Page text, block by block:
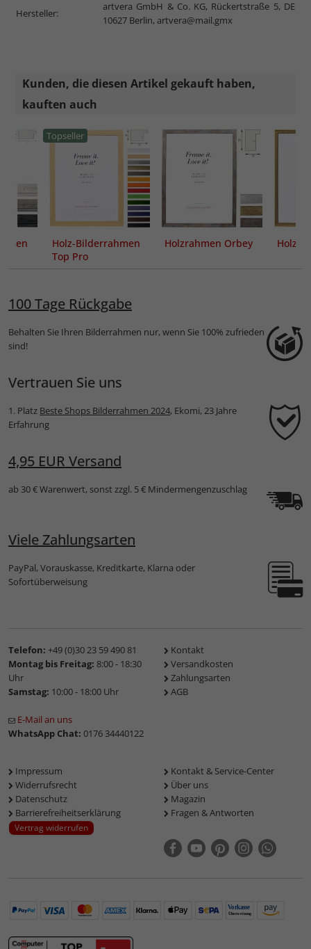
Hersteller:
artvera GmbH & Co. KG, Rückertstraße 5, DE
10627 Berlin,artvera@mail.gmx
Kunden, die diesen Artikel gekauft haben,
kauften auch
Topseller
Holz-Bilderrahmen
Top Pro
Holzrahmen Orbey
100 Tage Rückgabe
Behalten Sie Ihren Bilderrahmen nur, wenn Sie 100% zufrieden
sind!
Vertrauen Sie uns
1. Platz Beste Shops Bilderrahmen 2024, Ekomi, 23 Jahre
Erfahrung
4,95 EUR Versand
ab 30 € Warenwert, sonst zzgl. 5 € Mindermengenzuschlag
Viele Zahlungsarten
PayPal, Vorauskasse, Kreditkarte, Klarna oder
Sofortüberweisung
Telefon: +49 (0)30 23 59 490 81
Montag bis Freitag: 8:00 - 18:30
Uhr
Samstag: 10:00 - 18:00 Uhr
E-Mail an uns
WhatsApp Chat: 0176 34440122
Kontakt
Versandkosten
Zahlungsarten
AGB
Impressum
Widerrufsrecht
Datenschutz
Barrierefreiheitserklärung
Vertrag widerrufen
Kontakt & Service-Center
Über uns
Magazin
Fragen & Antworten